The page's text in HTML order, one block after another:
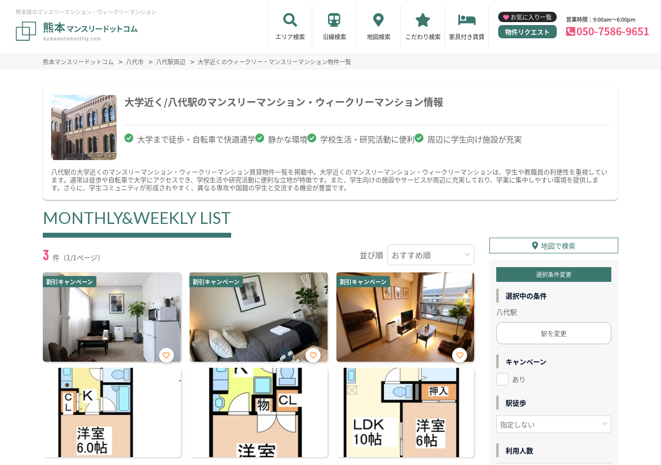
熊本県のマンスリーマンション・ウィークリーマンション
エリア検索 沿線検索 地図検索 こだわり検索 家具付き賃貸
お気に入り一覧
物件リクエスト
営業時間：9:00am～6:00pm
050-7586-9651
熊本マンスリードットコム 八代市 八代駅周辺 大学近くのウィークリー・マンスリーマンション物件一覧
大学近く/八代駅のマンスリーマンション・ウィークリーマンション情報
大学まで徒歩・自転車で快適通学 静かな環境 学校生活・研究活動に便利 周辺に学生向け施設が充実
八代駅の大学近くのマンスリーマンション・ウィークリーマンション賃貸物件一覧を掲載中。大学近くのマンスリーマンション・ウィークリーマンションは、学生や教職員の利便性を重視してい
ます。通常は徒歩や自転車で大学にアクセスでき、学校生活や研究活動に便利な立地が特徴です。また、学生向けの施設やサービスが周辺に充実しており、学業に集中しやすい環境を提供しま
す。さらに、学生コミュニティが形成されやすく、異なる専攻や国籍の学生と交流する機会が豊富です。
MONTHLY&WEEKLY LIST
3 件（1/1ページ） 並び順
割引キャンペーン
お気
割引キャンペーン
お気
割引キャンペーン
お気
り登
録
地図で検索
選択条件変更
選択中の条件
八代駅
駅を変更
キャンペーン
あり
駅徒歩
利用人数